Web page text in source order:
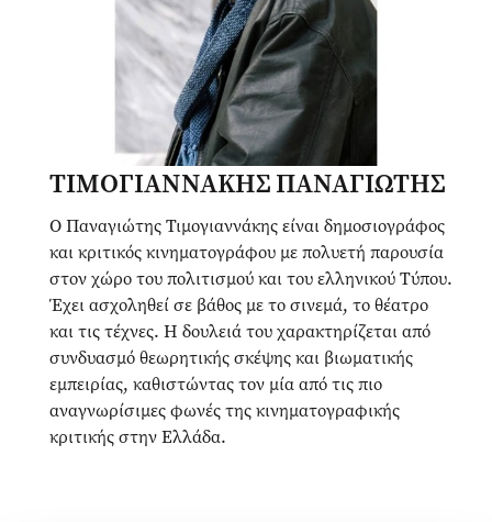
ΤΙΜΟΓΙΑΝΝΑΚΗΣ ΠΑΝΑΓΙΩΤΗΣ
Ο Παναγιώτης Τιμογιαννάκης είναι δημοσιογράφος
και κριτικός κινηματογράφου με πολυετή παρουσία
στον χώρο του πολιτισμού και του ελληνικού Τύπου.
Έχει ασχοληθεί σε βάθος με το σινεμά, το θέατρο
και τις τέχνες. Η δουλειά του χαρακτηρίζεται από
συνδυασμό θεωρητικής σκέψης και βιωματικής
εμπειρίας, καθιστώντας τον μία από τις πιο
αναγνωρίσιμες φωνές της κινηματογραφικής
κριτικής στην Ελλάδα.